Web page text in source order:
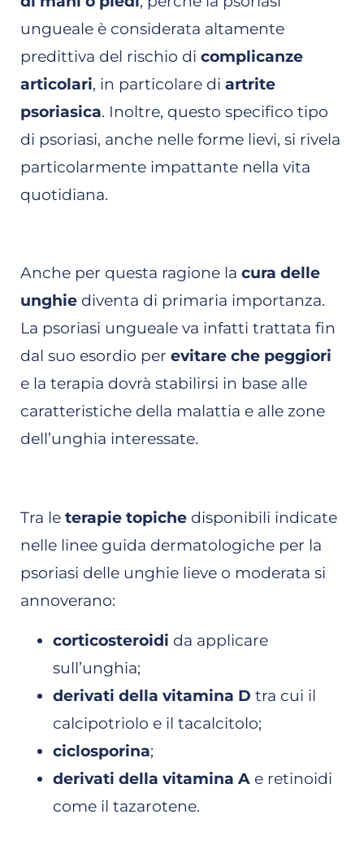
ungueale è considerata altamente
predittiva del rischio di complicanze
articolari, in particolare di artrite
psoriasica. Inoltre, questo specifico tipo
di psoriasi, anche nelle forme lievi, si rivela
particolarmente impattante nella vita
quotidiana.
Anche per questa ragione la cura delle
unghie diventa di primaria importanza.
La psoriasi ungueale va infatti trattata fin
dal suo esordio per evitare che peggiori
e la terapia dovrà stabilirsi in base alle
caratteristiche della malattia e alle zone
dell’unghia interessate.
Tra le terapie topiche disponibili indicate
nelle linee guida dermatologiche per la
psoriasi delle unghie lieve o moderata si
annoverano:
corticosteroidi da applicare
sull’unghia;
derivati della vitamina D tra cui il
calcipotriolo e il tacalcitolo;
ciclosporina;
derivati della vitamina A e retinoidi
come il tazarotene.